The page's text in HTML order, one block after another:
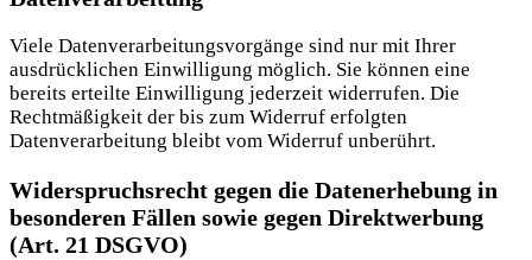
Viele Datenverarbeitungsvorgänge sind nur mit Ihrer
ausdrücklichen Einwilligung möglich. Sie können eine
bereits erteilte Einwilligung jederzeit widerrufen. Die
Rechtmäßigkeit der bis zum Widerruf erfolgten
Datenverarbeitung bleibt vom Widerruf unberührt.
Widerspruchsrecht gegen die Datenerhebung in
besonderen Fällen sowie gegen Direktwerbung
(Art. 21 DSGVO)